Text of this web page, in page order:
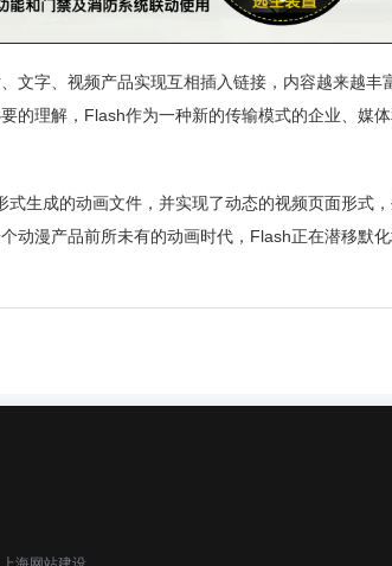
、文字、视频产品实现互相插入链接，内容越来越丰
的理解，Flash作为一种新的传输模式的企业、媒
生成的动画文件，并实现了动态的视频页面形式
动漫产品前所未有的动画时代，Flash正在潜移默